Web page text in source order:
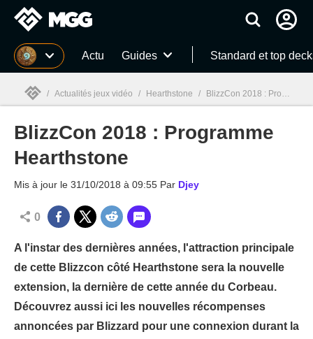
MGG Actu Guides Standard et top
MGG
/ Actualités jeux vidéo / Hearthstone / BlizzCon 2018 : Programme Hearthstone
BlizzCon 2018 : Programme
Hearthstone
Mis à jour le 31/10/2018 à 09:55 Par Djey
0
A l'instar des dernières années, l'attraction principale
de cette Blizzcon côté Hearthstone sera la nouvelle
extension, la dernière de cette année du Corbeau.
Découvrez aussi ici les nouvelles récompenses
annoncées par Blizzard pour une connexion durant la